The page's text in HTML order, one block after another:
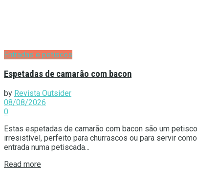
Entradas e petiscos
Espetadas de camarão com bacon
by Revista Outsider
08/08/2026
0
Estas espetadas de camarão com bacon são um petisco
irresistível, perfeito para churrascos ou para servir como
entrada numa petiscada...
Read more